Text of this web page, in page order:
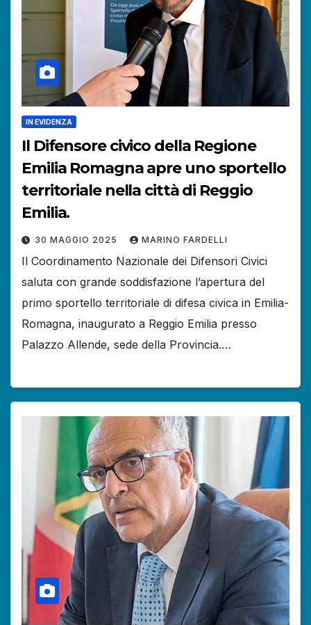
IN EVIDENZA
Il Difensore civico della Regione
Emilia Romagna apre uno sportello
territoriale nella città di Reggio
Emilia.
30 MAGGIO 2025 MARINO FARDELLI
Il Coordinamento Nazionale dei Difensori Civici
saluta con grande soddisfazione l’apertura del
primo sportello territoriale di difesa civica in Emilia-
Romagna, inaugurato a Reggio Emilia presso
Palazzo Allende, sede della Provincia.…